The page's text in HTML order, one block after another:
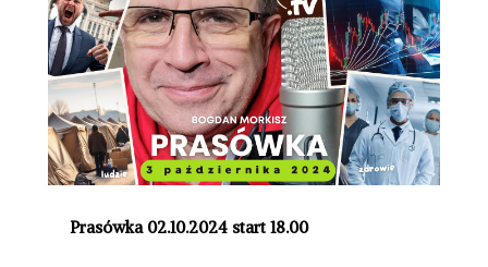
Prasówka 02.10.2024 start 18.00